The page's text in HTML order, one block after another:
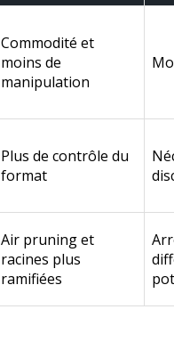
Commodité et
moins de
manipulation
Plus de contrôle du
format
Air pruning et
racines plus
ramifiées